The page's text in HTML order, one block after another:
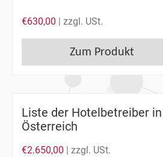
€630,00 | zzgl. USt.
Zum Produkt
Liste der Hotelbetreiber in
Österreich
€2.650,00 | zzgl. USt.